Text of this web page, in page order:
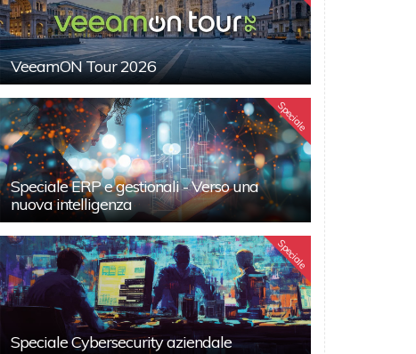
VeeamON Tour 2026
Speciale
Speciale ERP e gestionali - Verso una
nuova intelligenza
Speciale
Speciale Cybersecurity aziendale